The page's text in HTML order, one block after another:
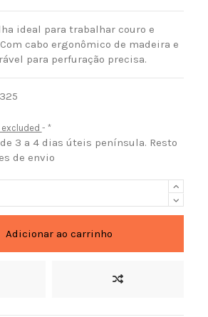
ideal para trabalhar couro e
cabo ergonômico de madeira e
para perfuração precisa.
*
3 a 4 dias úteis península. Resto
de envio
Adicionar ao carrinho